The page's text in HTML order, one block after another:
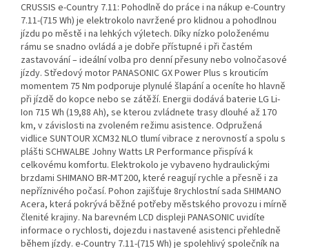
CRUSSIS e-Country 7.11: Pohodlně do práce i na nákup e-Country
7.11-(715 Wh) je elektrokolo navržené pro klidnou a pohodlnou
jízdu po městě i na lehkých výletech. Díky nízko položenému
rámu se snadno ovládá a je dobře přístupné i při častém
zastavování – ideální volba pro denní přesuny nebo volnočasové
jízdy. Středový motor PANASONIC GX Power Plus s krouticím
momentem 75 Nm podporuje plynulé šlapání a oceníte ho hlavně
při jízdě do kopce nebo se zátěží. Energii dodává baterie LG Li-
Ion 715 Wh (19,88 Ah), se kterou zvládnete trasy dlouhé až 170
km, v závislosti na zvoleném režimu asistence. Odpružená
vidlice SUNTOUR XCM32 NLO tlumí vibrace z nerovností a spolu s
plášti SCHWALBE Johny Watts LR Performance přispívá k
celkovému komfortu. Elektrokolo je vybaveno hydraulickými
brzdami SHIMANO BR-MT200, které reagují rychle a přesně i za
nepříznivého počasí. Pohon zajišťuje 8rychlostní sada SHIMANO
Acera, která pokrývá běžné potřeby městského provozu i mírně
členité krajiny. Na barevném LCD displeji PANASONIC uvidíte
informace o rychlosti, dojezdu i nastavené asistenci přehledně
během jízdy. e-Country 7.11-(715 Wh) je spolehlivý společník na